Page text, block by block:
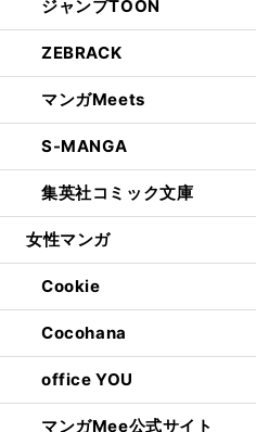
ジャンプTOON
ZEBRACK
マンガMeets
S-MANGA
集英社コミック文庫
女性マンガ
Cookie
Cocohana
office YOU
マンガMee公式サイト